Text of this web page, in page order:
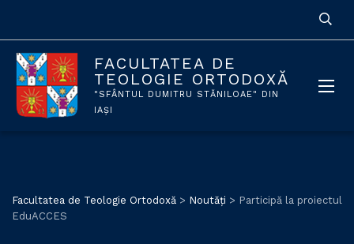
FACULTATEA DE
TEOLOGIE ORTODOXĂ
"SFÂNTUL DUMITRU STĂNILOAE" DIN
IAȘI
Facultatea de Teologie Ortodoxă > Noutăți > Participă la proiectul
EduACCES